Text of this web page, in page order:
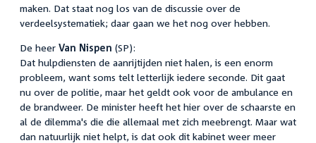
maken. Dat staat nog los van de discussie over de
verdeelsystematiek; daar gaan we het nog over hebben.
De heer Van Nispen (SP):
Dat hulpdiensten de aanrijtijden niet halen, is een enorm
probleem, want soms telt letterlijk iedere seconde. Dit gaat
nu over de politie, maar het geldt ook voor de ambulance en
de brandweer. De minister heeft het hier over de schaarste en
al de dilemma's die die allemaal met zich meebrengt. Maar wat
dan natuurlijk niet helpt, is dat ook dit kabinet weer meer